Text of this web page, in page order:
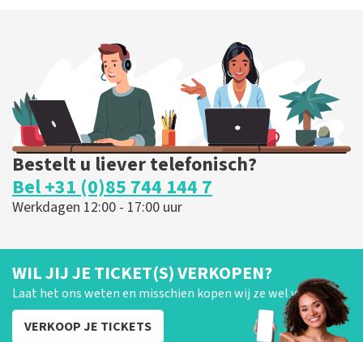
BESTEL NU
Bestelt u liever telefonisch?
Bel +31 (0)85 744 144 7
Werkdagen 12:00 - 17:00 uur
WIL JIJ JE TICKET(S) VERKOPEN?
Laat het ons weten en misschien kopen wij ze wel van je!
VERKOOP JE TICKETS